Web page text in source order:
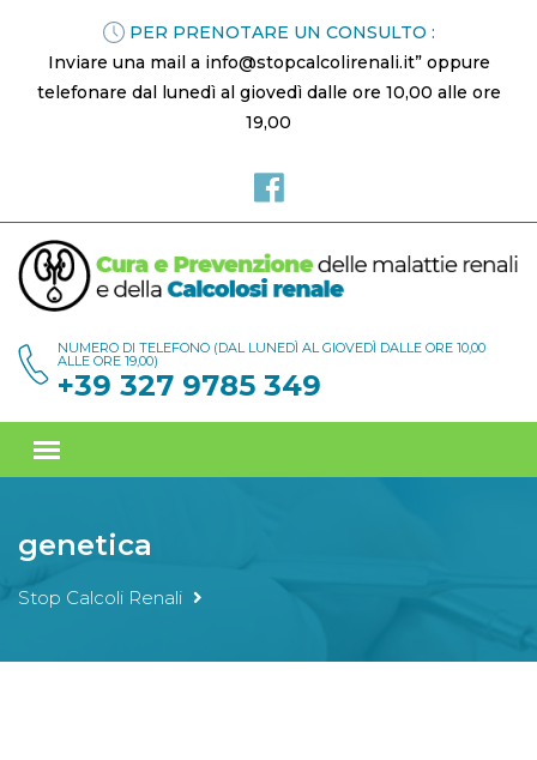
PER PRENOTARE UN CONSULTO :
Inviare una mail a info@stopcalcolirenali.it” oppure
telefonare dal lunedì al giovedì dalle ore 10,00 alle ore
19,00
NUMERO DI TELEFONO (DAL LUNEDÌ AL GIOVEDÌ DALLE ORE 10,00
ALLE ORE 19,00)
+39 327 9785 349
genetica
Stop Calcoli Renali